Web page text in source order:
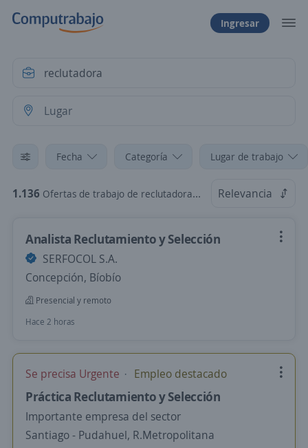
Ingresar
Fecha Categoría Lugar de trabajo
1.136 Ofertas de trabajo de reclutadora en Chile Relevancia
Analista Reclutamiento y Selección
SERFOCOL S.A.
Concepción, Bíobío
Presencial y remoto
Hace 2 horas
Se precisa Urgente Empleo destacado
Práctica Reclutamiento y Selección
Importante empresa del sector
Santiago - Pudahuel, R.Metropolitana